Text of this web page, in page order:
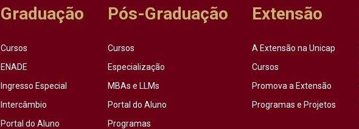
Graduação
Cursos
ENADE
Ingresso Especial
Intercâmbio
Portal do Aluno
Pós-Graduação
Cursos
Especialização
MBAs e LLMs
Portal do Aluno
Programas
Extensão
A Extensão na Unicap
Cursos
Promova a Extensão
Programas e Projetos